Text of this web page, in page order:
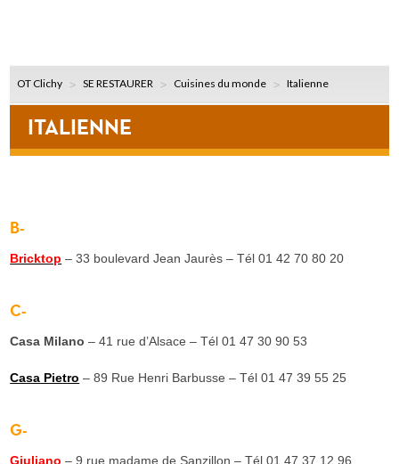
OT Clichy SE RESTAURER Cuisines du monde Italienne
ITALIENNE
B-
Bricktop – 33 boulevard Jean Jaurès – Tél 01 42 70 80 20
C-
Casa Milano – 41 rue d’Alsace – Tél 01 47 30 90 53
Casa Pietro – 89 Rue Henri Barbusse – Tél 01 47 39 55 25
G-
Giuliano – 9 rue madame de Sanzillon – Tél01 47 37 12 96